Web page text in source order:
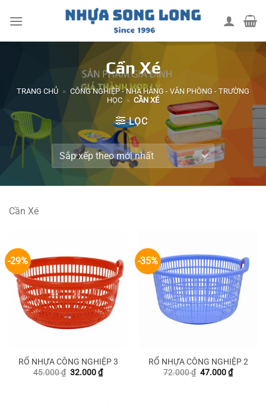
Cần Xé
TRANG CHỦ » CÔNG NGHIỆP - NHÀ HÀNG - VĂN PHÒNG - TRƯỜNG
HỌC » CẦN XÉ
LỌC
Cần Xé
-29%
RỔ NHỰA CÔNG NGHIỆP 3
45.000₫ Giá
32.000₫Giá
hiện
-35%
RỔ NHỰA CÔNG NGHIỆP 2
72.000₫ Giá
47.000₫Giá
hiện